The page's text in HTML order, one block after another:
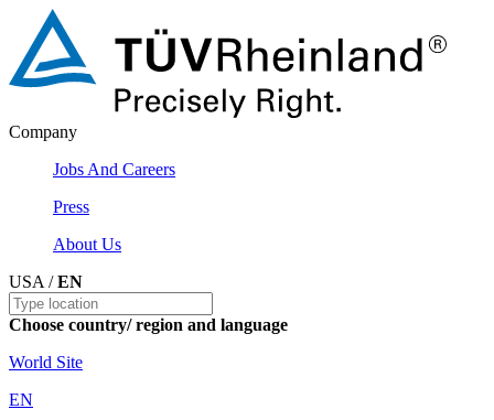
Company
Jobs And Careers
Press
About Us
USA /EN
Choose country/ region and language
World Site
EN